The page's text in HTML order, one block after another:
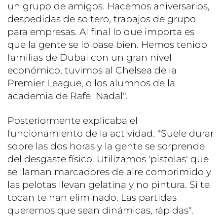
un grupo de amigos. Hacemos aniversarios,
despedidas de soltero, trabajos de grupo
para empresas. Al final lo que importa es
que la gente se lo pase bien. Hemos tenido
familias de Dubai con un gran nivel
económico, tuvimos al Chelsea de la
Premier League, o los alumnos de la
academia de Rafel Nadal".
Posteriormente explicaba el
funcionamiento de la actividad. "Suele durar
sobre las dos horas y la gente se sorprende
del desgaste físico. Utilizamos 'pistolas' que
se llaman marcadores de aire comprimido y
las pelotas llevan gelatina y no pintura. Si te
tocan te han eliminado. Las partidas
queremos que sean dinámicas, rápidas".